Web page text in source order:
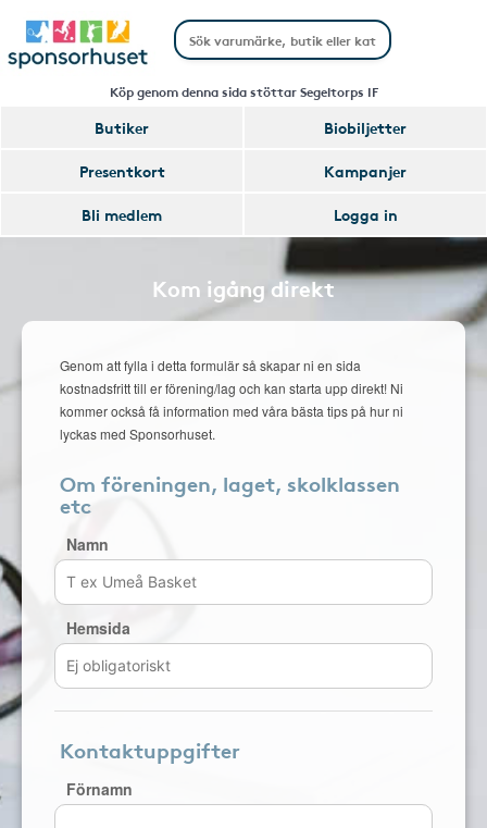
Köp genom denna sida stöttar Segeltorps IF
Butiker
Biobiljetter
Presentkort
Kampanjer
Bli medlem
Logga in
Kom igång direkt
Genom att fylla i detta formulär så skapar ni en sida
kostnadsfritt till er förening/lag och kan starta upp direkt! Ni
kommer också få information med våra bästa tips på hur ni
lyckas med Sponsorhuset.
Om föreningen, laget, skolklassen
etc
Namn
Hemsida
Kontaktuppgifter
Förnamn